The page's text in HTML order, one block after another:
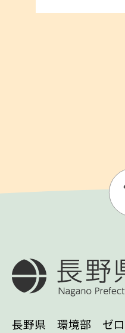
長野県 環境部 ゼロ